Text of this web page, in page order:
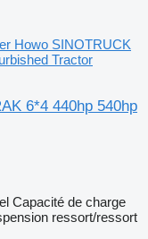
Howo SINOTRUCK
Tractor
6*4 440hp 540hp
Capacité de charge
ressort/ressort